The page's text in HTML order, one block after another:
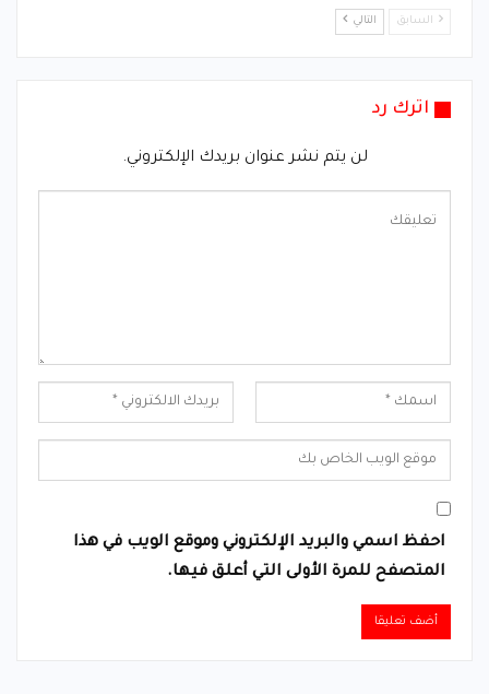
السابق التالي
اترك رد
لن يتم نشر عنوان بريدك الإلكتروني.
احفظ اسمي والبريد الإلكتروني وموقع الويب في هذا
المتصفح للمرة الأولى التي أعلق فيها.